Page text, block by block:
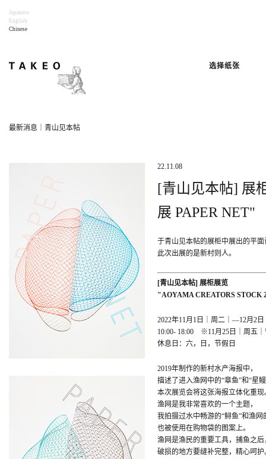
Japanese
English
Chinese
选择纸张
最新消息｜青山见本帖
22.11.08
[青山见本帖] 展
展 PAPER NET"
于青山见本帖的展柜中展出的平
此次出展的是新村则人。
[青山见本帖] 展柜展览
"AOYAMA CREATORS
2022年11月1日｜周二｜―12月2
10:00- 18:00 ※11月25日｜周五｜
休息日：六，日，节假日
2019年制作的新村水产海报中，
描述了进入渔网中的“章鱼”和“星
本次展览会将这张海报立体化重现
渔网是我非常喜欢的一个主题，
我拍摄过水中畅游的“鲟鱼”和渔网
也被使用在购物袋的图案上。
渔网是渔民的重要工具，捕鱼之后
破损的地方要缝补完整，精心呵护